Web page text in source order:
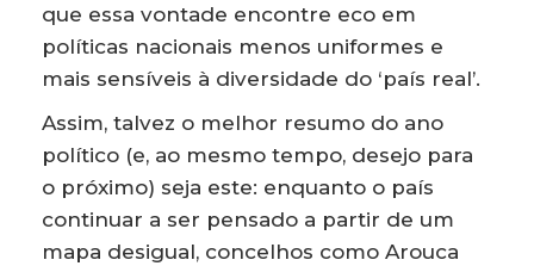
que essa vontade encontre eco em
políticas nacionais menos uniformes e
mais sensíveis à diversidade do ‘país real’.
Assim, talvez o melhor resumo do ano
político (e, ao mesmo tempo, desejo para
o próximo) seja este: enquanto o país
continuar a ser pensado a partir de um
mapa desigual, concelhos como Arouca